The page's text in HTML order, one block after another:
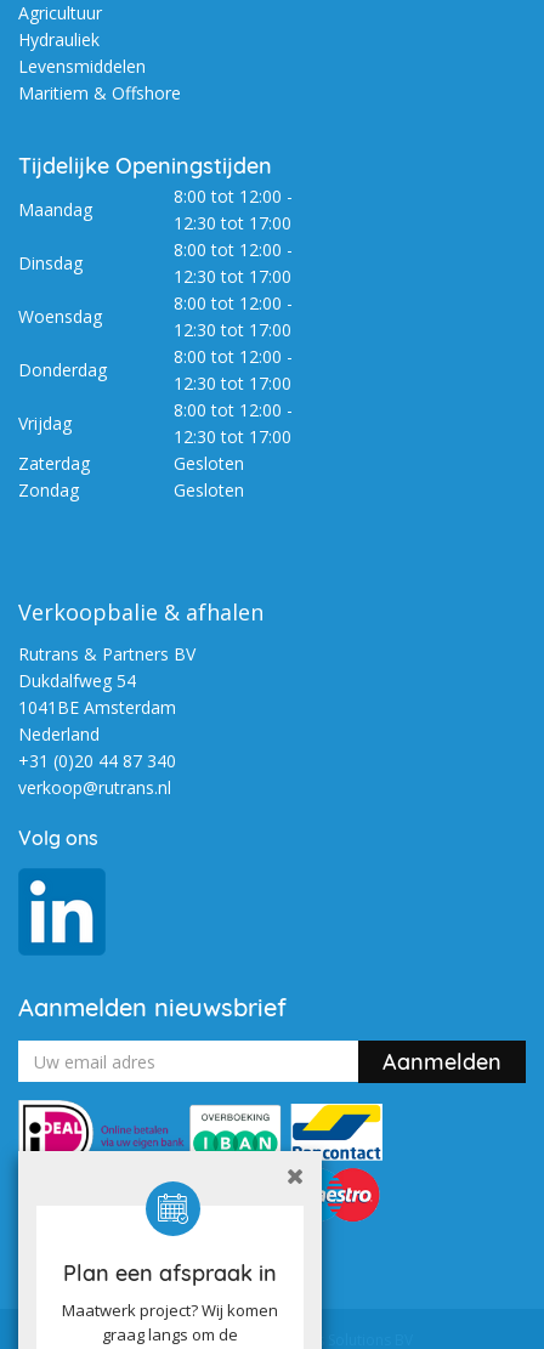
Plan een afspraak in
Maatwerk project? Wij komen
graag langs om de
Agricultuur
Hydrauliek
Levensmiddelen
Maritiem & Offshore
Tijdelijke Openingstijden
Maandag
8:00 tot 12:00 -
12:30 tot 17:00
Dinsdag
8:00 tot 12:00 -
12:30 tot 17:00
Woensdag
8:00 tot 12:00 -
12:30 tot 17:00
Donderdag
8:00 tot 12:00 -
12:30 tot 17:00
Vrijdag
8:00 tot 12:00 -
12:30 tot 17:00
Zaterdag
Gesloten
Zondag
Gesloten
Verkoopbalie & afhalen
Rutrans & Partners BV
Dukdalfweg 54
1041BE Amsterdam
Nederland
+31 (0)20 44 87 340
verkoop@rutrans.nl
Volg ons
Aanmelden nieuwsbrief
Powered by Utilize Business Solutions BV